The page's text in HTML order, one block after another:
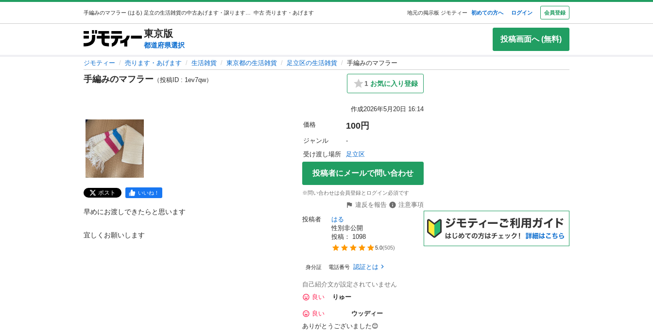
中古 売ります・あげます 地元の掲示板 ジモティー 初めての方へ ログイン 会員登録
東京版
都道府県選択
投稿画面へ (無料)
ジモティー 売ります・あげます 生活雑貨 東京都の生活雑貨 足立区の生活雑貨 手編みのマフラー
手編みのマフラー （投稿ID : 1ev7qw） 1 お気に入り登録
作成2026年5月20日 16:14
ポスト いいね！
早めにお渡しできたらと思います
宜しくお願いします
価格 100円
ジャンル
-
受け渡し場所
足立区
投稿者にメールで問い合わせ
※問い合わせは会員登録とログイン必須です
違反を報告
注意事項
投稿者
はる
性別非公開
投稿： 1098
5.0(505)
身分証 電話番号 認証とは
自己紹介文が設定されていません
良い
りゅー
良い
ウッディー
ありがとうございました😊